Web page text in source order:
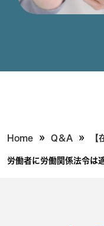
Home » Q＆A » 【
労働者に労働関係法令は